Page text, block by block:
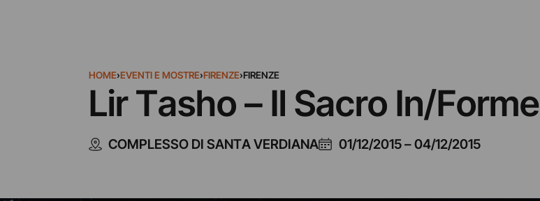
HOME›EVENTI E MOSTRE›FIRENZE›FIRENZE
Lir Tasho – Il Sacro In/Forme
COMPLESSO DI SANTA VERDIANA 01/12/2015–04/12/2015